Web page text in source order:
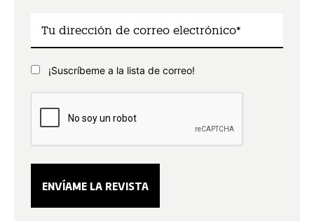
¡Suscríbeme a la lista de correo!